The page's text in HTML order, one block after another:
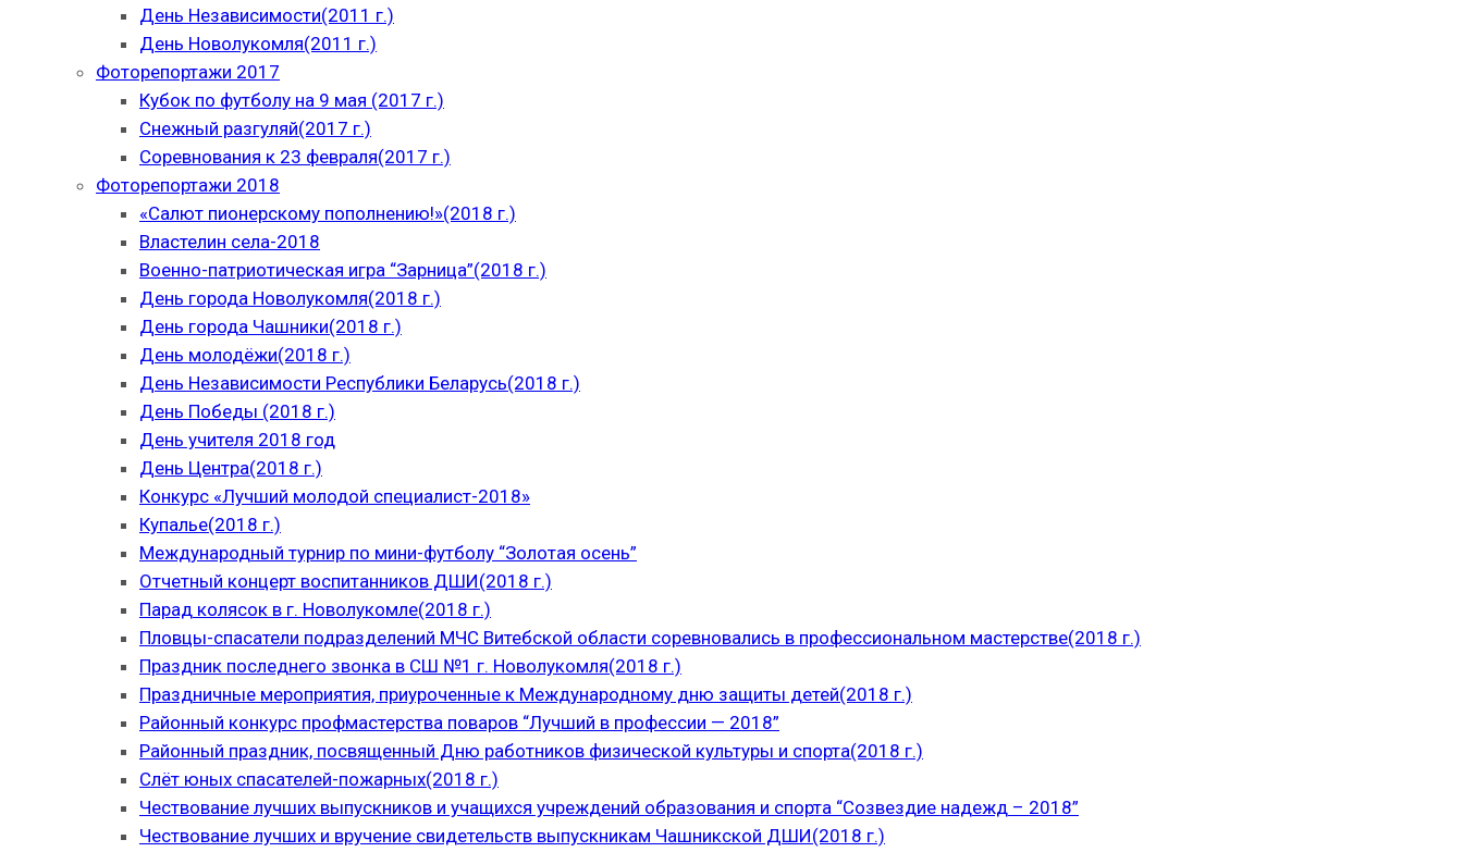
День Независимости(2011 г.)
День Новолукомля(2011 г.)
Фоторепортажи 2017
Кубок по футболу на 9 мая (2017 г.)
Снежный разгуляй(2017 г.)
Соревнования к 23 февраля(2017 г.)
Фоторепортажи 2018
«Салют пионерскому пополнению!»(2018 г.)
Властелин села-2018
Военно-патриотическая игра “Зарница”(2018 г.)
День города Новолукомля(2018 г.)
День города Чашники(2018 г.)
День молодёжи(2018 г.)
День Независимости Республики Беларусь(2018 г.)
День Победы (2018 г.)
День учителя 2018 год
День Центра(2018 г.)
Конкурс «Лучший молодой специалист-2018»
Купалье(2018 г.)
Международный турнир по мини-футболу “Золотая осень”
Отчетный концерт воспитанников ДШИ(2018 г.)
Парад колясок в г. Новолукомле(2018 г.)
Пловцы-спасатели подразделений МЧС Витебской области соревновались в профессиональном мастерстве(2018 г.)
Праздник последнего звонка в СШ №1 г. Новолукомля(2018 г.)
Праздничные мероприятия, приуроченные к Международному дню защиты детей(2018 г.)
Районный конкурс профмастерства поваров “Лучший в профессии — 2018”
Районный праздник, посвященный Дню работников физической культуры и спорта(2018 г.)
Слёт юных спасателей-пожарных(2018 г.)
Чествование лучших выпускников и учащихся учреждений образования и спорта “Созвездие надежд – 2018”
Чествование лучших и вручение свидетельств выпускникам Чашникской ДШИ(2018 г.)